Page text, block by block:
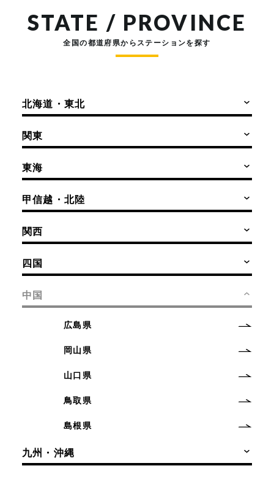
STATE / PROVINCE
全国の都道府県からステーションを探す
北海道・東北
関東
東海
甲信越・北陸
関西
四国
中国
広島県
岡山県
山口県
鳥取県
島根県
九州・沖縄